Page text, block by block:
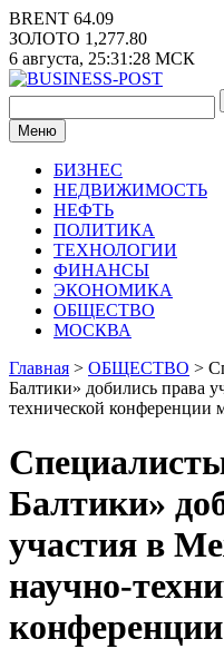
Перейти
к
содержимому
BRENT 64.09
ЗОЛОТО 1,277.80
6 августа, 25:31:28 МСК
Меню
БИЗНЕС
НЕДВИЖИМОСТЬ
НЕФТЬ
ПОЛИТИКА
ТЕХНОЛОГИИ
ФИНАНСЫ
ЭКОНОМИКА
ОБЩЕСТВО
МОСКВА
Главная > ОБЩЕСТВО >
Балтики» добились права
технической конференции
Балтики»
участия в
научно-